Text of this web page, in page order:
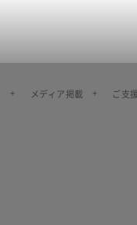
メディア掲載 ご支援